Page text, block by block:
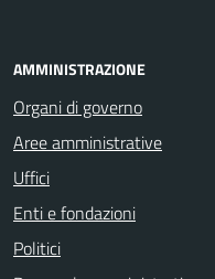
AMMINISTRAZIONE
Organi di governo
Aree amministrative
Uffici
Enti e fondazioni
Politici